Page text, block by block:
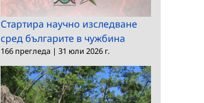
Стартира научно изследване
сред българите в чужбина
166 прегледа | 31 юли 2026 г.